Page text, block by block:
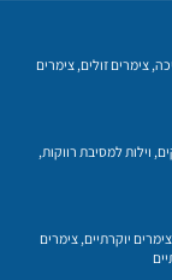
, צימרים זולים, צימרים
, וילות למסיבת רווקות,
צימרים יוקרתיים,צימרים